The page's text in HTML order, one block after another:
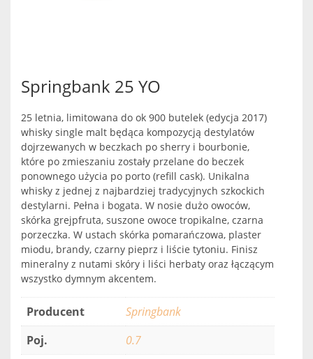
Springbank 25 YO
25 letnia, limitowana do ok 900 butelek (edycja 2017)
whisky single malt będąca kompozycją destylatów
dojrzewanych w beczkach po sherry i bourbonie,
które po zmieszaniu zostały przelane do beczek
ponownego użycia po porto (refill cask). Unikalna
whisky z jednej z najbardziej tradycyjnych szkockich
destylarni. Pełna i bogata. W nosie dużo owoców,
skórka grejpfruta, suszone owoce tropikalne, czarna
porzeczka. W ustach skórka pomarańczowa, plaster
miodu, brandy, czarny pieprz i liście tytoniu. Finisz
mineralny z nutami skóry i liści herbaty oraz łączącym
wszystko dymnym akcentem.
Producent
Springbank
Poj.
0.7